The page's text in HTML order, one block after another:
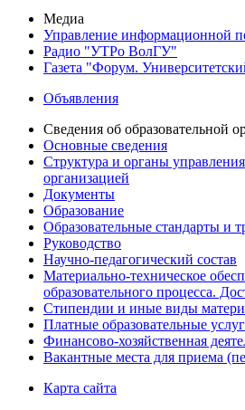
Медиа
Управление информационной
Радио "УТРо ВолГУ"
Газета "Форум.
Объявления
Сведения об образовательной
Основные сведения
Структура и органы
организацией
Документы
Образование
Образовательные стандарты и
Руководство
Научно-педагогический состав
Материально-техническое
образовательного процесса.
Стипендии и иные виды
Платные образовательные
Финансово-хозяйственная
Вакантные места для приема
Карта сайта